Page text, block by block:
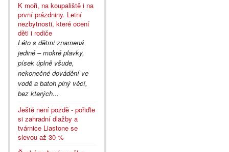
K moři, na koupaliště i na
první prázdniny. Letní
nezbytnosti, které ocení
děti i rodiče
Léto s dětmi znamená
jediné – mokré plavky,
písek úplně všude,
nekonečné dovádění ve
vodě a batoh plný věcí,
bez kterých...
Ještě není pozdě - pořiďte
si zahradní dlažby a
tvárnice Liastone se
slevou až 30 %